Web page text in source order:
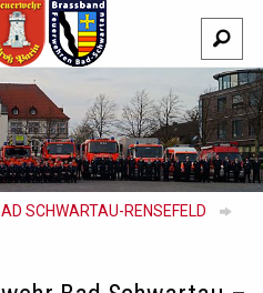
SCHWARTAU-RENSEFELD